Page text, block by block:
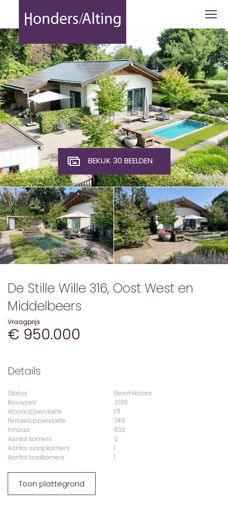
De Stille Wille 316, Oost West en
BEKIJK 30 BEELDEN
De Stille Wille 316, Oost West en
Middelbeers
Vraagprijs
€ 950.000
Details
Status
Beschikbaar
Bouwjaar
2018
Woonoppervlakte
171
Perceeloppervlakte
749
Inhoud
633
Aantal kamers
2
Aantal slaapkamers
1
Aantal badkamers
1
Toon plattegrond